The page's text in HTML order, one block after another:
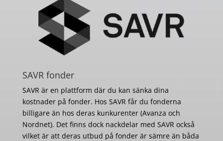
SAVR fonder
SAVR är en plattform där du kan sänka dina
kostnader på fonder. Hos SAVR får du fonderna
billigare än hos deras kunkurenter (Avanza och
Nordnet). Det finns dock nackdelar med SAVR också
vilket är att deras utbud på fonder är sämre än båda